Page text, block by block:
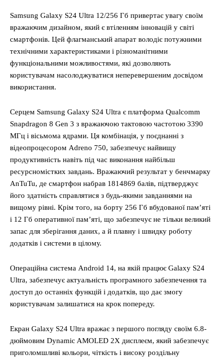
Samsung Galaxy S24 Ultra 12/256 Гб привертає увагу своїм
вражаючим дизайном, який є втіленням інновацій у світі
смартфонів. Цей флагманський апарат володіє потужними
технічними характеристиками і різноманітними
функціональними можливостями, які дозволяють
користувачам насолоджуватися неперевершеним досвідом
використання.
Серцем Samsung Galaxy S24 Ultra є платформа Qualcomm
Snapdragon 8 Gen 3 з вражаючою тактовою частотою 3390
МГц і вісьмома ядрами. Ця комбінація, у поєднанні з
відеопроцесором Adreno 750, забезпечує найвищу
продуктивність навіть під час виконання найбільш
ресурсномістких завдань. Вражаючий результат у бенчмарку
AnTuTu, де смартфон набрав 1814869 балів, підтверджує
його здатність справлятися з будь-якими завданнями на
вищому рівні. Крім того, на борту 256 Гб вбудованої пам’яті
і 12 Гб оперативної пам’яті, що забезпечує не тільки великий
запас для зберігання даних, а й плавну і швидку роботу
додатків і системи в цілому.
Операційна система Android 14, на якій працює Galaxy S24
Ultra, забезпечує актуальність програмного забезпечення та
доступ до останніх функцій і додатків, що дає змогу
користувачам залишатися на крок попереду.
Екран Galaxy S24 Ultra вражає з першого погляду своїм 6.8-
дюймовим Dynamic AMOLED 2X дисплеєм, який забезпечує
приголомшливі кольори, чіткість і високу роздільну